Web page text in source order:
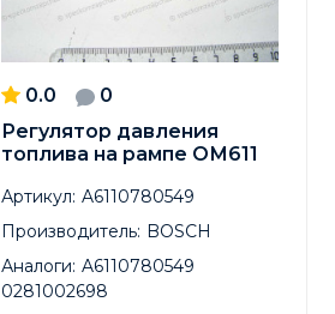
0.0
0
Регулятор давления
топлива на рампе ОМ611
Артикул: A6110780549
Производитель: BOSCH
Аналоги: A6110780549
0281002698